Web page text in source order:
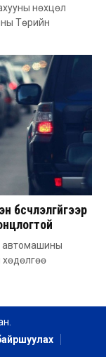
нөхцөл
Төрийн
автомашины